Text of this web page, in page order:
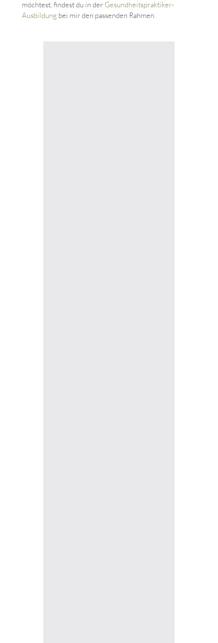
möchtest, findest du in der Gesundheitspraktiker-
Ausbildung bei mir den passenden Rahmen.